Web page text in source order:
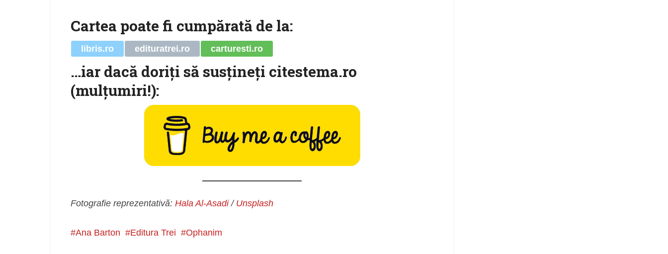
Cartea poate fi cumpărată de la:
libris.ro edituratrei.ro carturesti.ro
…iar dacă doriţi să susţineţi citestema.ro
(mulţumiri!):
Fotografie reprezentativă: Hala Al-Asadi/ Unsplash
Ana Barton Editura Trei Ophanim